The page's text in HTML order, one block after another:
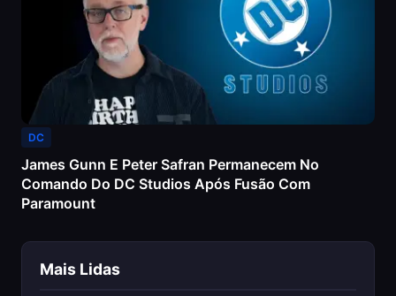
DC
James Gunn E Peter Safran Permanecem No
Comando Do DC Studios Após Fusão Com
Paramount
Mais Lidas